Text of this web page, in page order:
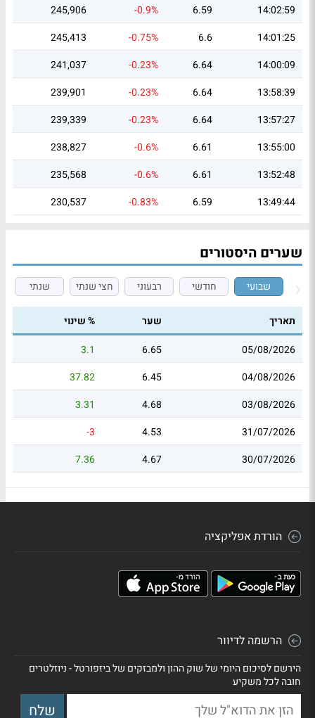
14:02:59
6.59
-0.9%
245,906
14:01:25
6.6
-0.75%
245,413
14:00:09
6.64
-0.23%
241,037
13:58:39
6.64
-0.23%
239,901
13:57:27
6.64
-0.23%
239,339
13:55:00
6.61
-0.6%
238,827
13:52:48
6.61
-0.6%
235,568
13:49:44
6.59
-0.83%
230,537
שערים היסטורים
שבועי חודשי רבעוני חצי שנתי שנתי
תאריך שער
% שינוי
05/08/2026
6.65
3.1
04/08/2026
6.45
37.82
03/08/2026
4.68
3.31
31/07/2026
4.53
-3
30/07/2026
4.67
7.36
הורדת אפליקציה
הרשמה לדיוור
הירשם לסיכום היומי של שוק ההון ולמבזקים של ביזפורטל - ניוזלטרים
חובה לכל משקיע